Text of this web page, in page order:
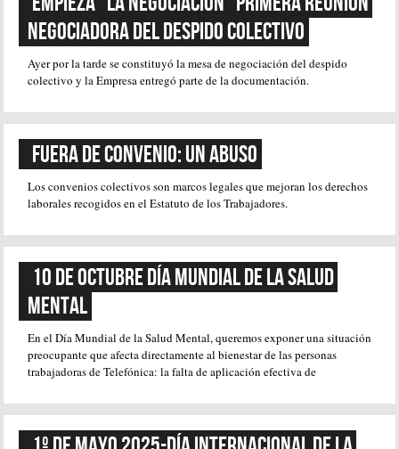
negociadora del despido colectivo
Ayer por la tarde se constituyó la mesa de negociación del despido
colectivo y la Empresa entregó parte de la documentación.
Fuera de convenio: Un abuso
Los convenios colectivos son marcos legales que mejoran los derechos
laborales recogidos en el Estatuto de los Trabajadores.
10 de octubre Día Mundial de la Salud
Mental
En el Día Mundial de la Salud Mental, queremos exponer una situación
preocupante que afecta directamente al bienestar de las personas
trabajadoras de Telefónica: la falta de aplicación efectiva de